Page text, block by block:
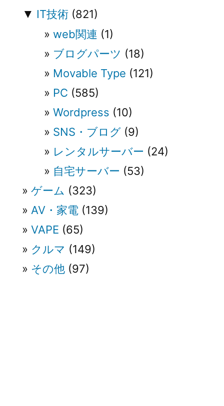
▼ IT技術 (821)
web関連 (1)
ブログパーツ (18)
Movable Type (121)
PC (585)
Wordpress (10)
SNS・ブログ (9)
レンタルサーバー (24)
自宅サーバー (53)
ゲーム (323)
AV・家電 (139)
VAPE (65)
クルマ (149)
その他 (97)